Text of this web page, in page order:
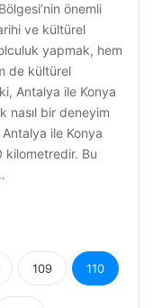
önemli
ve kültürel
yapmak, hem
de kültürel
Antalya ile Konya
nasıl bir deneyim
ile Konya
kilometredir. Bu
109 110